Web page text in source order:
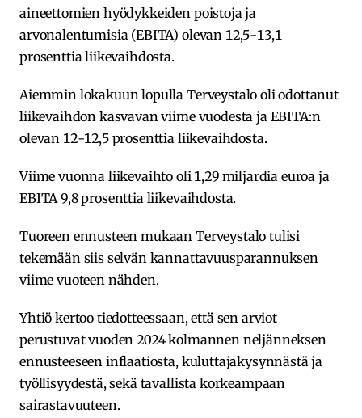
aineettomien hyödykkeiden poistoja ja
arvonalentumisia (EBITA) olevan 12,5-13,1
prosenttia liikevaihdosta.
Aiemmin lokakuun lopulla Terveystalo oli odottanut
liikevaihdon kasvavan viime vuodesta ja EBITA:n
olevan 12-12,5 prosenttia liikevaihdosta.
Viime vuonna liikevaihto oli 1,29 miljardia euroa ja
EBITA 9,8 prosenttia liikevaihdosta.
Tuoreen ennusteen mukaan Terveystalo tulisi
tekemään siis selvän kannattavuusparannuksen
viime vuoteen nähden.
Yhtiö kertoo tiedotteessaan, että sen arviot
perustuvat vuoden 2024 kolmannen neljänneksen
ennusteeseen inflaatiosta, kuluttajakysynnästä ja
työllisyydestä, sekä tavallista korkeampaan
sairastavuuteen.